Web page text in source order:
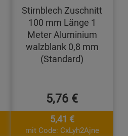
Stirnblech Zuschnitt
100 mm Länge 1
Meter Aluminium
walzblank 0,8 mm
(Standard)
5,76 €
5,41 €
mit Code: CxLyh2Ajne